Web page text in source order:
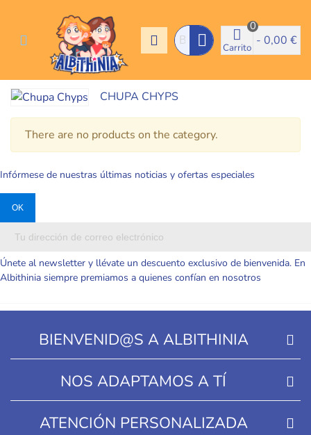
Carrito
0
- 0,00 €
CHUPA CHYPS
There are no products on the category.
Infórmese de nuestras últimas noticias y ofertas especiales
Únete al newsletter y llévate un descuento exclusivo de bienvenida. En
Albithinia siempre premiamos a quienes confían en nosotros
BIENVENID@S A ALBITHINIA
NOS ADAPTAMOS A TÍ
ATENCIÓN PERSONALIZADA